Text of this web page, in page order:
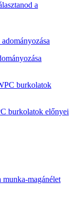
a
burkolatok előnyei
munka-magánélet